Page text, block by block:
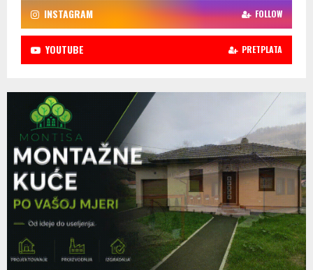
INSTAGRAM FOLLOW
YOUTUBE PRETPLATA